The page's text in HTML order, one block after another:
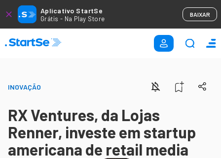
Aplicativo StartSe
Grátis - Na Play Store
BAIXAR
INOVAÇÃO
RX Ventures, da Lojas
Renner, investe em startup
americana de retail media